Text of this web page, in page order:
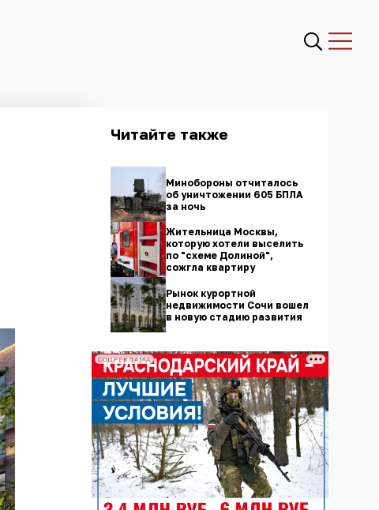
Читайте также
Минобороны отчиталось
об уничтожении 605 БПЛА
за ночь
Жительница Москвы,
которую хотели выселить
по "схеме Долиной",
сожгла квартиру
Рынок курортной
недвижимости Сочи вошел
в новую стадию развития
СОЦРЕКЛАМА